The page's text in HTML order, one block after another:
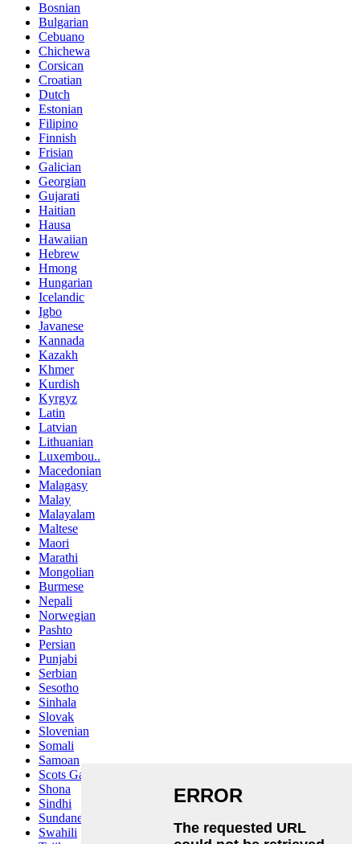
Bosnian
Bulgarian
Cebuano
Chichewa
Corsican
Croatian
Dutch
Estonian
Filipino
Finnish
Frisian
Galician
Georgian
Gujarati
Haitian
Hausa
Hawaiian
Hebrew
Hmong
Hungarian
Icelandic
Igbo
Javanese
Kannada
Kazakh
Khmer
Kurdish
Kyrgyz
Latin
Latvian
Lithuanian
Luxembou..
Macedonian
Malagasy
Malay
Malayalam
Maltese
Maori
Marathi
Mongolian
Burmese
Nepali
Norwegian
Pashto
Persian
Punjabi
Serbian
Sesotho
Sinhala
Slovak
Slovenian
Somali
Samoan
Scots Gaelic
Shona
Sindhi
Sundanese
Swahili